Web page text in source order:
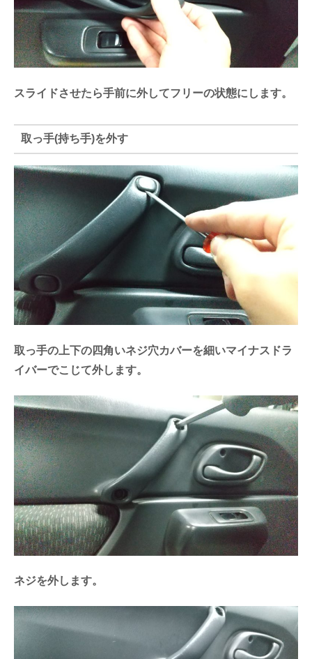
スライドさせたら手前に外してフリーの状態にします。
取っ手(持ち手)を外す
取っ手の上下の四角いネジ穴カバーを細いマイナスドラ
イバーでこじて外します。
ネジを外します。